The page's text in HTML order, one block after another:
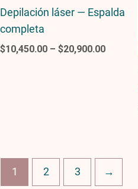
Depilación láser — Espalda
completa
$10,450.00 – $20,900.00
1 2 3 →